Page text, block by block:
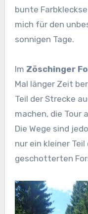
bunte
mich für den
sonnigen Tage.
Im Zöschinger
Mal länger Zeit
Teil der Strecke
machen, die
Die Wege sind
nur ein kleiner
geschotterten